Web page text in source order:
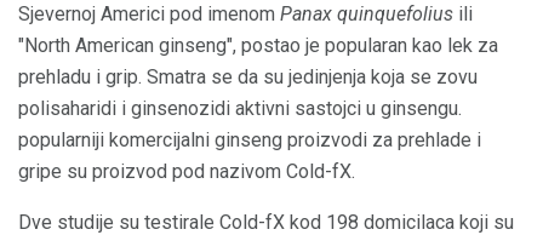
Sjevernoj Americi pod imenom Panax quinquefolius ili
"North American ginseng", postao je popularan kao lek za
prehladu i grip. Smatra se da su jedinjenja koja se zovu
polisaharidi i ginsenozidi aktivni sastojci u ginsengu.
popularniji komercijalni ginseng proizvodi za prehlade i
gripe su proizvod pod nazivom Cold-fX.
Dve studije su testirale Cold-fX kod 198 domicilaca koji su